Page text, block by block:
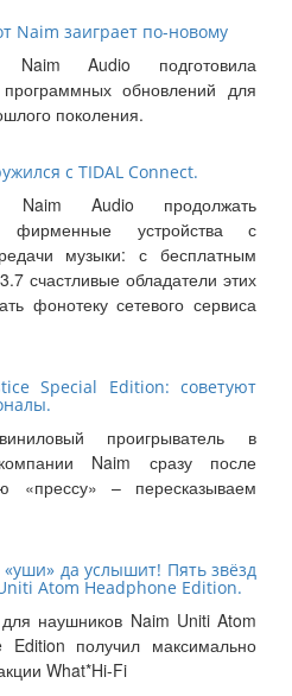
Naim заиграет по-новому
Naim Audio подготовила
программных обновлений для
поколения.
с TIDAL Connect.
Naim Audio продолжать
фирменные устройства с
музыки: с бесплатным
счастливые обладатели этих
фонотеку сетевого сервиса
Special Edition: советуют
проигрыватель в
Naim сразу после
«прессу» – пересказываем
да услышит! Пять звёзд
Atom Headphone Edition.
наушников Naim Uniti Atom
Edition получил максимально
What*Hi-Fi